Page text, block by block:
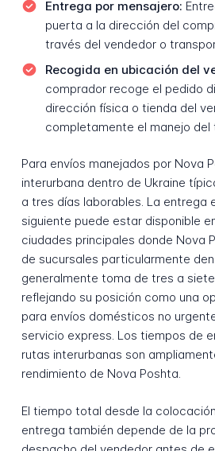
Entrega por mensajero:
puerta a la dirección del
través del vendedor o
Recogida en ubicación del
comprador recoge el pedido
dirección física o tienda del
completamente el manejo
Para envíos manejados por Nova
interurbana dentro de Ukraine
a tres días laborables. La entrega
siguiente puede estar disponible
ciudades principales donde Nova
de sucursales particularmente
generalmente toma de tres a
reflejando su posición como una
para envíos domésticos no
servicio express. Los tiempos de
rutas interurbanas son
rendimiento de Nova Poshta.
El tiempo total desde la
entrega también depende de la